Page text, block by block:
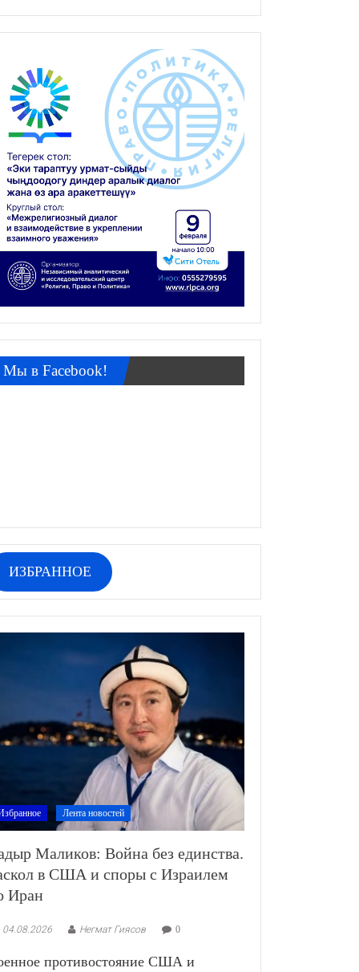
Мы в Facebook!
ИЗБРАННОЕ
Лента новостей
Маликов: Война без единства.
в США и споры с Израилем
Иран
04.08.2026 Негмат Гиясов 0
противостояние США и